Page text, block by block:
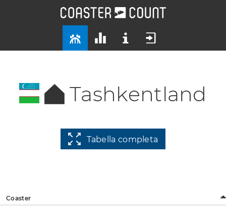
Tashkentland
Tabella completa
Coaster